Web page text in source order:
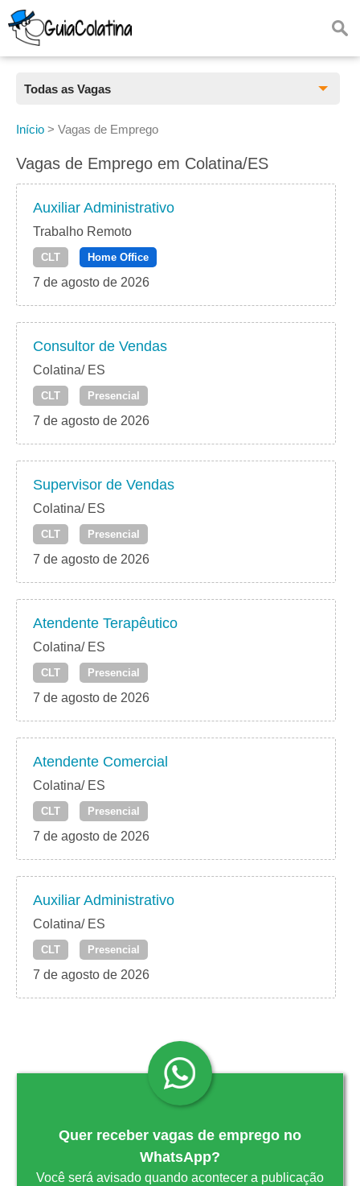
Todas as Vagas
Todas as Vagas
CLT
Freelancer
PJ
Início > Vagas de Emprego
Vagas de Emprego em Colatina/ES
Auxiliar Administrativo
Trabalho Remoto
CLT Home Office
7 de agosto de 2026
Consultor de Vendas
Colatina/ ES
CLT Presencial
7 de agosto de 2026
Supervisor de Vendas
Colatina/ ES
CLT Presencial
7 de agosto de 2026
Atendente Terapêutico
Colatina/ ES
CLT Presencial
7 de agosto de 2026
Atendente Comercial
Colatina/ ES
CLT Presencial
7 de agosto de 2026
Auxiliar Administrativo
Colatina/ ES
CLT Presencial
7 de agosto de 2026
Quer receber vagas de emprego no
WhatsApp?
Você será avisado quando acontecer a publicação